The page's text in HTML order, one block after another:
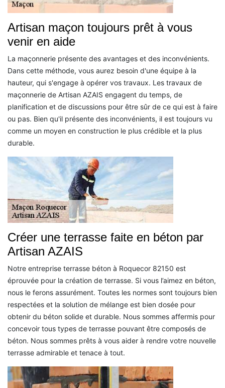
Artisan maçon toujours prêt à vous
venir en aide
La maçonnerie présente des avantages et des inconvénients.
Dans cette méthode, vous aurez besoin d'une équipe à la
hauteur, qui s'engage à opérer vos travaux. Les travaux de
maçonnerie de Artisan AZAIS engagent du temps, de
planification et de discussions pour être sûr de ce qui est à faire
ou pas. Bien qu'il présente des inconvénients, il est toujours vu
comme un moyen en construction le plus crédible et la plus
durable.
Créer une terrasse faite en béton par
Artisan AZAIS
Notre entreprise terrasse béton à Roquecor 82150 est
éprouvée pour la création de terrasse. Si vous l’aimez en béton,
nous le ferons assurément. Toutes les normes sont toujours bien
respectées et la solution de mélange est bien dosée pour
obtenir du béton solide et durable. Nous sommes affermis pour
concevoir tous types de terrasse pouvant être composés de
béton. Nous sommes prêts à vous aider à rendre votre nouvelle
terrasse admirable et tenace à tout.